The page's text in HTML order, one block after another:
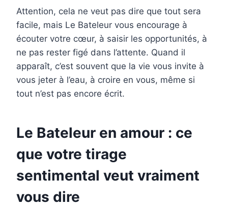
Attention, cela ne veut pas dire que tout sera
facile, mais Le Bateleur vous encourage à
écouter votre cœur, à saisir les opportunités, à
ne pas rester figé dans l’attente. Quand il
apparaît, c’est souvent que la vie vous invite à
vous jeter à l’eau, à croire en vous, même si
tout n’est pas encore écrit.
Le Bateleur en amour : ce
que votre tirage
sentimental veut vraiment
vous dire